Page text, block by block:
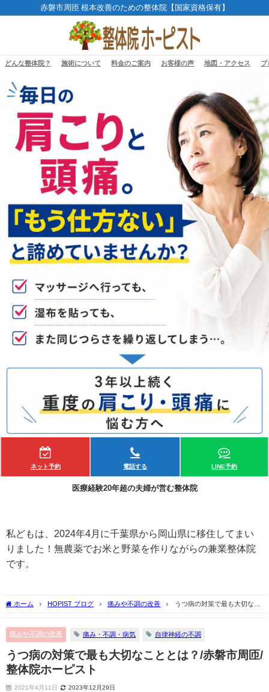
赤磐市周匝 根本改善のための整体院【国家資格保有】
どんな整体院？ 施術について 料金のご案内 お客様の声 地図・アクセス ブ
ネット予約 電話する LINE予約
医療経験20年超の夫婦が営む整体院
私どもは、2024年4月に千葉県から岡山県に移住してまい
りました！無農薬でお米と野菜を作りながらの兼業整体院
です。
ホーム HOPIST ブログ 痛みや不調の改善
うつ病の対策で最も大切なこ
痛みや不調の改善 痛み・不調・病気 自律神経の不調
うつ病の対策で最も大切なこととは？/赤磐市周匝/
整体院ホーピスト
2021年4月11日 2023年12月29日